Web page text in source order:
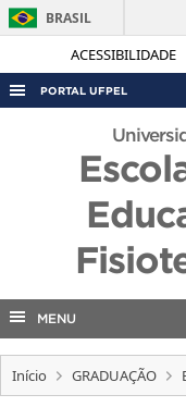
ACESSIBILIDADE
BRASIL
PORTAL UFPEL
ACESSO À INFORMAÇÃO
AUDITORIA
COBALTO
EDITAIS
INTERNACIONAL
MENU
Início GRADUAÇÃO